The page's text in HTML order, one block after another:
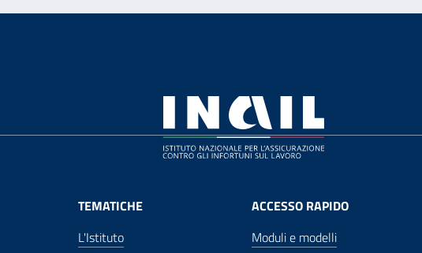
TEMATICHE
L'Istituto
ACCESSO RAPIDO
Moduli e modelli